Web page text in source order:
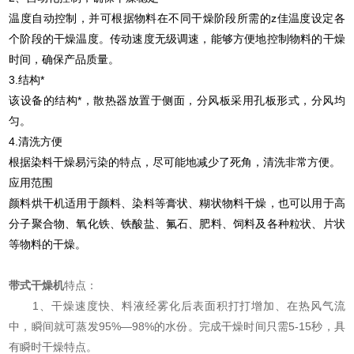
温度自动控制，并可根据物料在不同干燥阶段所需的z佳温度设定各
个阶段的干燥温度。传动速度无级调速，能够方便地控制物料的干燥
时间，确保产品质量。
3.结构*
该设备的结构*，散热器放置于侧面，分风板采用孔板形式，分风均
匀。
4.清洗方便
根据染料干燥易污染的特点，尽可能地减少了死角，清洗非常方便。
应用范围
颜料烘干机适用于颜料、染料等膏状、糊状物料干燥，也可以用于高
分子聚合物、氧化铁、铁酸盐、氟石、肥料、饲料及各种粒状、片状
等物料的干燥。
带式干燥机特点：
1、干燥速度快、料液经雾化后表面积打打增加、在热风气流
中，瞬间就可蒸发95%—98%的水份。完成干燥时间只需5-15秒，具
有瞬时干燥特点。